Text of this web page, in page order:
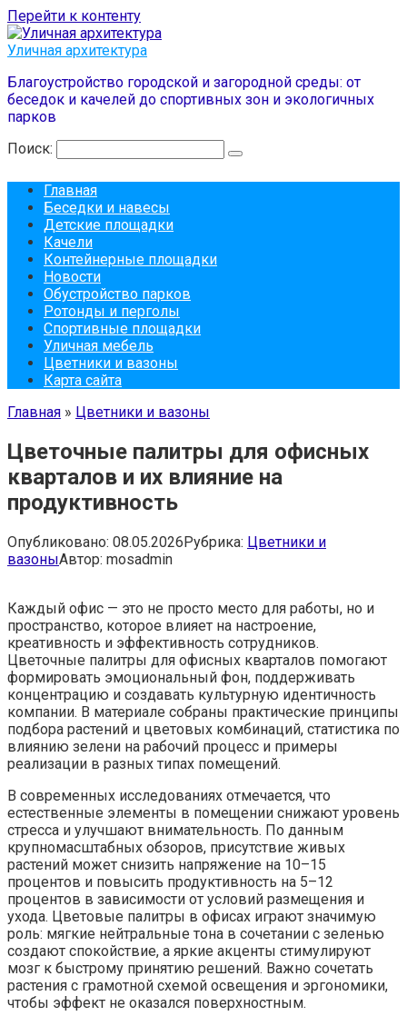
Перейти к контенту
Уличная архитектура
Благоустройство городской и загородной среды: от
беседок и качелей до спортивных зон и экологичных
парков
Поиск:
Главная
Беседки и навесы
Детские площадки
Качели
Контейнерные площадки
Новости
Обустройство парков
Ротонды и перголы
Спортивные площадки
Уличная мебель
Цветники и вазоны
Карта сайта
Главная » Цветники и вазоны
Цветочные палитры для офисных
кварталов и их влияние на
продуктивность
Опубликовано: 08.05.2026Рубрика: Цветники и
вазоныАвтор: mosadmin
Каждый офис — это не просто место для работы, но и
пространство, которое влияет на настроение,
креативность и эффективность сотрудников.
Цветочные палитры для офисных кварталов помогают
формировать эмоциональный фон, поддерживать
концентрацию и создавать культурную идентичность
компании. В материале собраны практические принципы
подбора растений и цветовых комбинаций, статистика по
влиянию зелени на рабочий процесс и примеры
реализации в разных типах помещений.
В современных исследованиях отмечается, что
естественные элементы в помещении снижают уровень
стресса и улучшают внимательность. По данным
крупномасштабных обзоров, присутствие живых
растений может снизить напряжение на 10–15
процентов и повысить продуктивность на 5–12
процентов в зависимости от условий размещения и
ухода. Цветовые палитры в офисах играют значимую
роль: мягкие нейтральные тона в сочетании с зеленью
создают спокойствие, а яркие акценты стимулируют
мозг к быстрому принятию решений. Важно сочетать
растения с грамотной схемой освещения и эргономики,
чтобы эффект не оказался поверхностным.